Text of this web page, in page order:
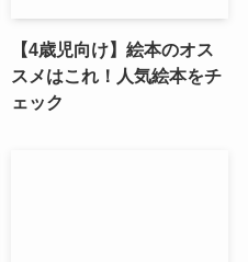
【4歳児向け】絵本のオス
スメはこれ！人気絵本をチ
ェック